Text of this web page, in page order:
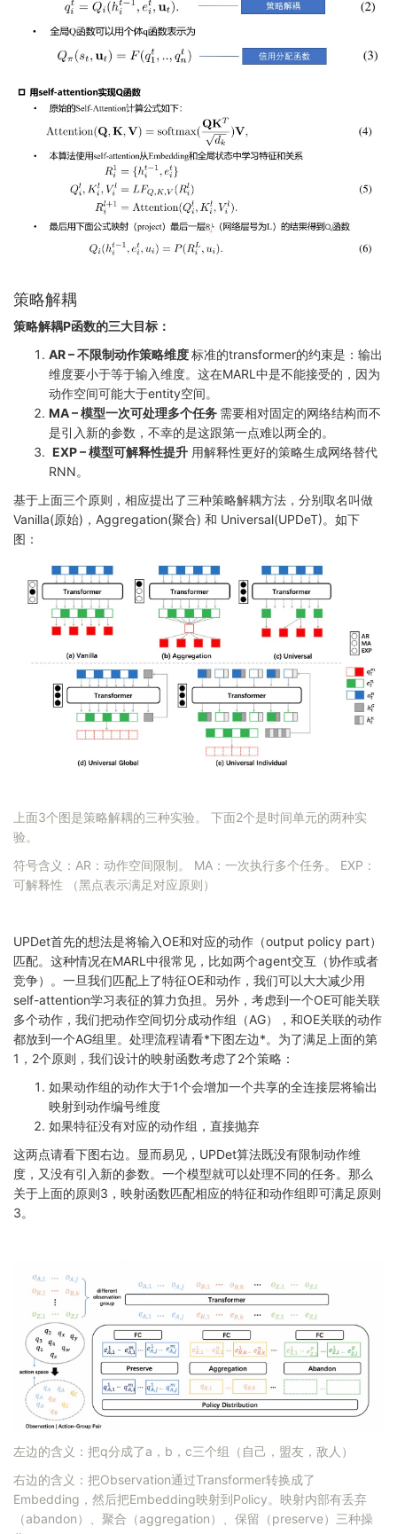
策略解耦
策略解耦P函数的三大目标：
AR – 不限制动作策略维度标准的transformer的约束是：输出
维度要小于等于输入维度。这在MARL中是不能接受的，因为
动作空间可能大于entity空间。
MA – 模型一次可处理多个任务 需要相对固定的网络结构而不
是引入新的参数，不幸的是这跟第一点难以两全的。
EXP – 模型可解释性提升 用解释性更好的策略生成网络替代
RNN。
基于上面三个原则，相应提出了三种策略解耦方法，分别取名叫做
Vanilla(原始)，Aggregation(聚合) 和 Universal(UPDeT)。如下
图：
上面3个图是策略解耦的三种实验。 下面2个是时间单元的两种实
验。
符号含义：AR：动作空间限制。 MA：一次执行多个任务。 EXP：
可解释性 （黑点表示满足对应原则）
UPDet首先的想法是将输入OE和对应的动作（output policy part）
匹配。这种情况在MARL中很常见，比如两个agent交互（协作或者
竞争）。一旦我们匹配上了特征OE和动作，我们可以大大减少用
self-attention学习表征的算力负担。另外，考虑到一个OE可能关联
多个动作，我们把动作空间切分成动作组（AG），和OE关联的动作
都放到一个AG组里。处理流程请看*下图左边*。为了满足上面的第
1，2个原则，我们设计的映射函数考虑了2个策略：
如果动作组的动作大于1个会增加一个共享的全连接层将输出
映射到动作编号维度
如果特征没有对应的动作组，直接抛弃
这两点请看下图右边。显而易见，UPDet算法既没有限制动作维
度，又没有引入新的参数。一个模型就可以处理不同的任务。那么
关于上面的原则3，映射函数匹配相应的特征和动作组即可满足原则
3。
左边的含义：把q分成了a，b，c三个组（自己，盟友，敌人）
右边的含义：把Observation通过Transformer转换成了
Embedding，然后把Embedding映射到Policy。映射内部有丢弃
（abandon）、聚合（aggregation）、保留（preserve）三种操